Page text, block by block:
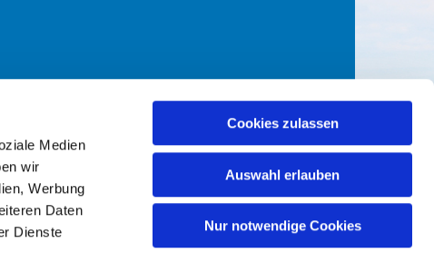
Medien
wir
Werbung
Daten
Dienste
Cookies zulassen
Auswahl erlauben
Nur notwendige Cookies
gemeinde-tiergarten.de